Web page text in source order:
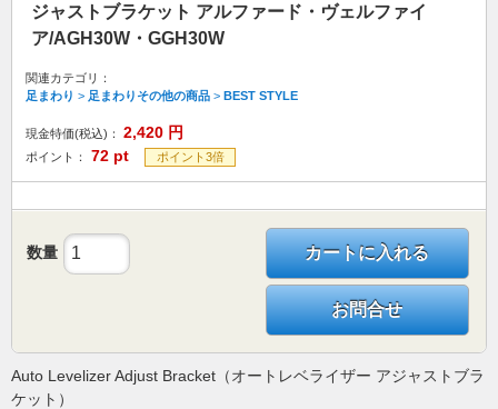
ジャストブラケット アルファード・ヴェルファイ
ア/AGH30W・GGH30W
関連カテゴリ：
足まわり > 足まわりその他の商品 > BEST STYLE
現金特価(税込)： 2,420 円
ポイント： 72 pt ポイント3倍
数量 カートに入れる
お問合せ
Auto Levelizer Adjust Bracket（オートレベライザー アジャストブラ
ケット）